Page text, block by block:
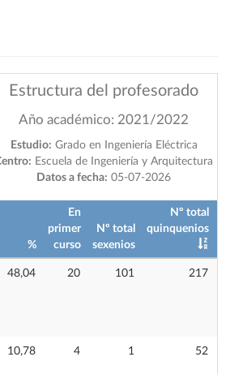
Estructura del profesorado
Año académico: 2021/2022
Estudio: Grado en Ingeniería Eléctrica
Escuela de Ingeniería y Arquitectura
Datos a fecha: 05-07-2026
%
En
primer
curso
Nº total
sexenios
Nº total
quinquenios
48,04 20 101 217
10,78 4 1 52